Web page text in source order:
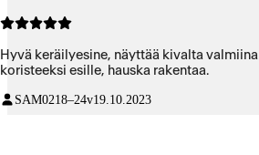
Hyvä keräilyesine, näyttää kivalta
koristeeksi esille, hauska rakentaa.
SAM0218–24v19.10.2023